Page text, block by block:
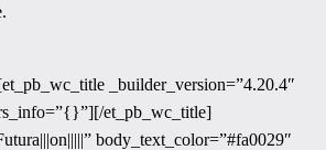
_builder_version=”4.20.4″
et_pb_wc_title]
body_text_color=”#fa0029″